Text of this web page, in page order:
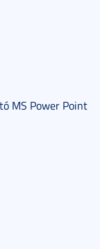
MS Power Point